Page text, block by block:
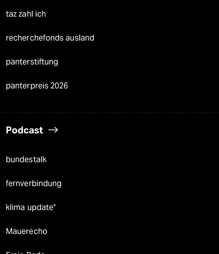
taz zahl ich
recherchefonds ausland
panterstiftung
panterpreis 2026
Podcast
bundestalk
fernverbindung
klima update°
Mauerecho